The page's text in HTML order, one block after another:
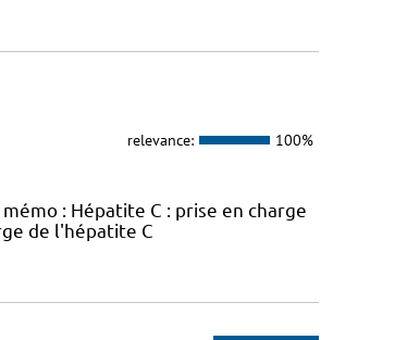
relevance: 100%
: Hépatite C : prise en charge
de l'hépatite C